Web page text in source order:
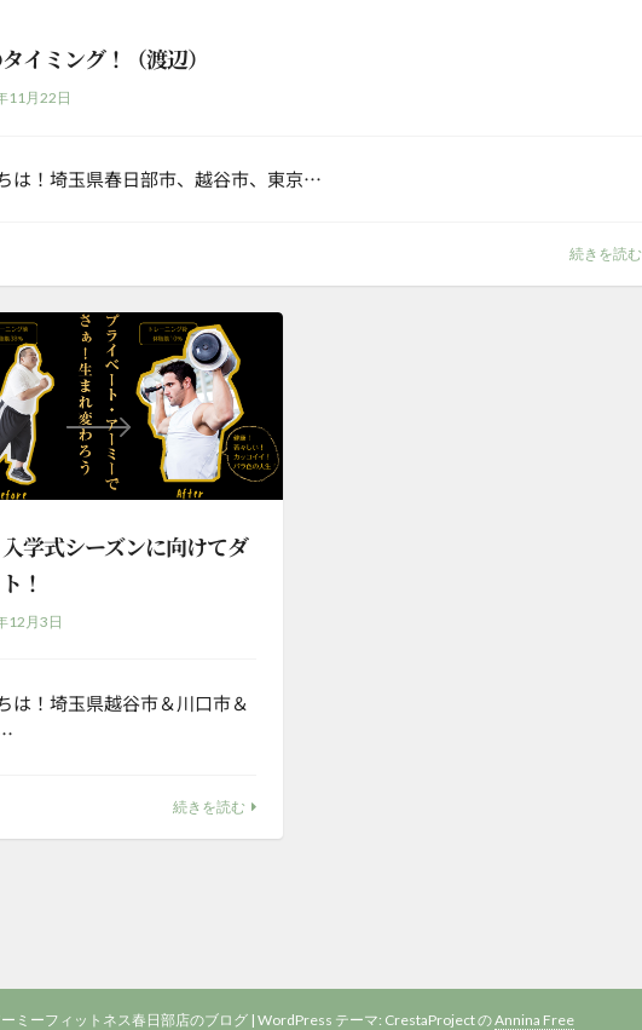
イミング！（渡辺）
11月22日
は！埼玉県春日部市、越谷市、東京…
続きを読む
学式シーズンに向けてダ
！
12月3日
は！埼玉県越谷市＆川口市＆
続きを読む
ミーフィットネス春日部店のブログ | WordPress テーマ: CrestaProject のAnnina Free